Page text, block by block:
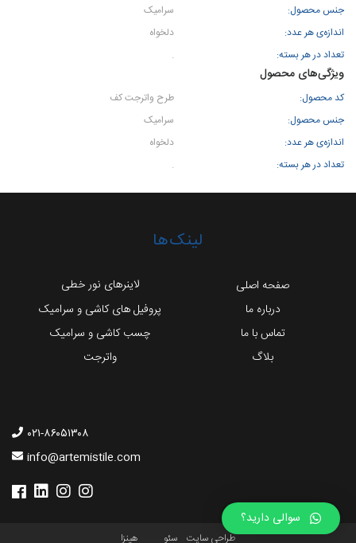
جنس محصول:
سرامیک
اندازه‌ی هر عدد:
دلخواه
تعداد در هر بسته:
.
ویژگی‌های محصول
کد محصول:
طرح واترجت کف
جنس محصول:
سرامیک
اندازه‌ی هر عدد:
دلخواه
تعداد در هر بسته:
.
لینک‌ها
صفحه اصلی
لاینرهای نور خطی
درباره ما
پروفیل های کاشی و سرامیک
تماس با ما
چسب کاشی و سرامیک
بلاگ
واترجت
۰۲۱-۸۶۰۵۱۳۰۸
info@artemistile.com
طراحی سایت سئو هینزا
سوالی دارید؟